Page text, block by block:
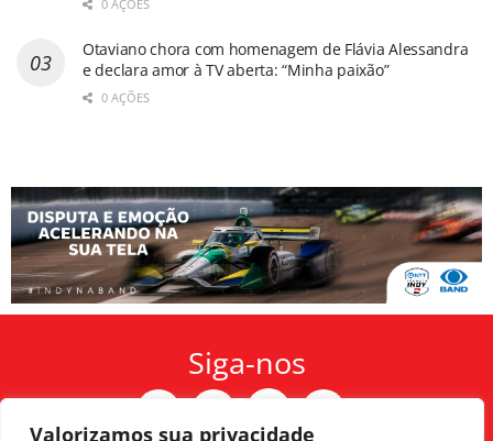
Valorizamos sua privacidade
0 AÇÕES
Otaviano chora com homenagem de Flávia Alessandra
e declara amor à TV aberta: “Minha paixão”
0 AÇÕES
Siga-nos